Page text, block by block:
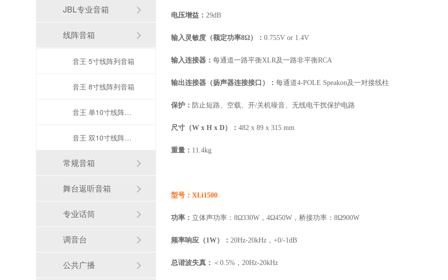
电压增益： 29dB
输入灵敏度（额定功率8Ω）： 0.755V or 1.4V
输入连接器： 每通道一路平衡XLR及一路非平衡RCA
输出连接器（扬声器连接接口）： 每通道4-POLE Speakon及一对接线柱
保护： 防止短路、空载、开/关机噪音、无线电干扰保护电路
尺寸（W x H x D）： 482 x 89 x 315 mm
重量： 11.4kg
型号： XLi1500
功率： 立体声功率： 8Ω330W，4Ω450W，桥接功率：8Ω900W
频率响应（1W）： 20Hz-20kHz，+0/-1dB
总谐波失真： ＜ 0.5%，20Hz-20kHz
JBL专业音箱
线阵音箱
音王 5寸线阵列音箱
音王 8寸线阵列音箱
音王 单10寸线阵列音箱
音王 双10寸线阵列音箱
常规音箱
舞台返听音箱
专业话筒
调音台
公共广播